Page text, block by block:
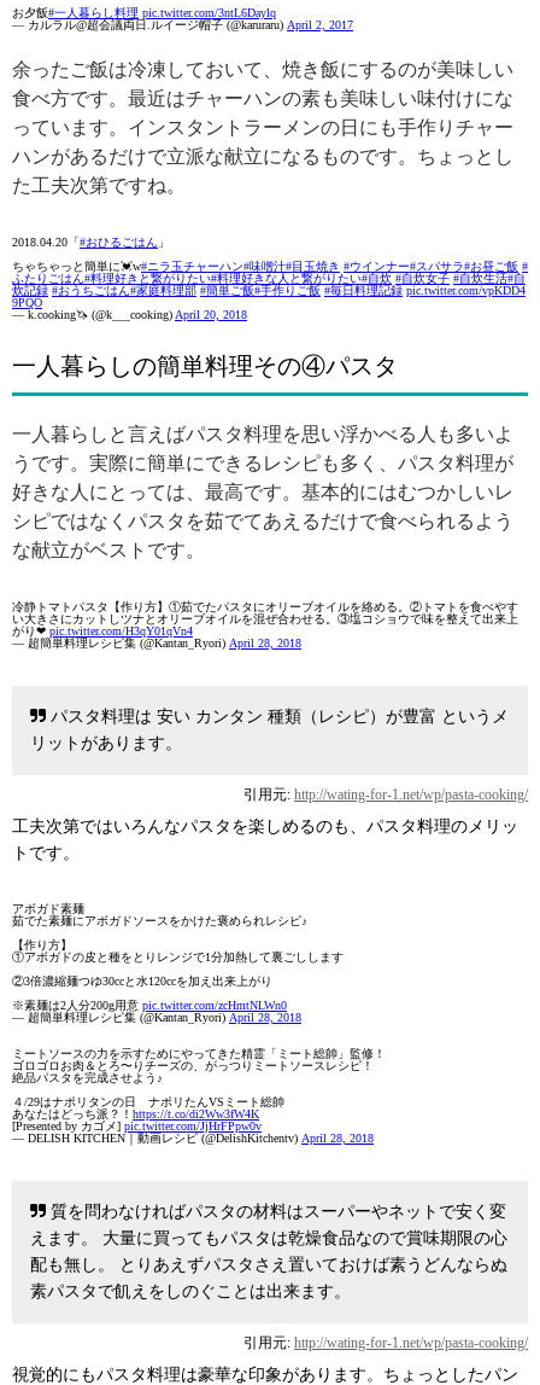
お夕飯#一人暮らし料理 pic.twitter.com/3ntL6Daylq
— カルラル@超会議両日.ルイージ帽子 (@karuraru) April 2, 2017
余ったご飯は冷凍しておいて、焼き飯にするのが美味しい
食べ方です。最近はチャーハンの素も美味しい味付けにな
っています。インスタントラーメンの日にも手作りチャー
ハンがあるだけで立派な献立になるものです。ちょっとし
た工夫次第ですね。
2018.04.20「#おひるごはん 」
ちゃちゃっと簡単に💓w#ニラ玉チャーハン#味噌汁#目玉焼き #ウインナー#スパサラ#お昼ご飯 #
ふたりごはん#料理好きと繋がりたい#料理好きな人と繋がりたい#自炊 #自炊女子 #自炊生活#自
炊記録 #おうちごはん#家庭料理部 #簡単ご飯#手作りご飯 #毎日料理記録 pic.twitter.com/vpKDD4
9PQO
— k.cooking🦄 (@k___cooking) April 20, 2018
一人暮らしの簡単料理その④パスタ
一人暮らしと言えばパスタ料理を思い浮かべる人も多いよ
うです。実際に簡単にできるレシピも多く、パスタ料理が
好きな人にとっては、最高です。基本的にはむつかしいレ
シピではなくパスタを茹でてあえるだけで食べられるよう
な献立がベストです。
冷静トマトパスタ【作り方】①茹でたパスタにオリーブオイルを絡める。②トマトを食べやす
い大きさにカットしツナとオリーブオイルを混ぜ合わせる。③塩コショウで味を整えて出来上
がり❤ pic.twitter.com/H3qY01qVn4
— 超簡単料理レシピ集 (@Kantan_Ryori) April 28, 2018
パスタ料理は 安い カンタン 種類（レシピ）が豊富 というメ
リットがあります。
引用元: http://wating-for-1.net/wp/pasta-cooking/
工夫次第ではいろんなパスタを楽しめるのも、パスタ料理のメリッ
トです。
アボガド素麺
茹でた素麺にアボガドソースをかけた褒められレシピ♪
【作り方】
①アボガドの皮と種をとりレンジで1分加熱して裏ごしします
②3倍濃縮麺つゆ30ccと水120ccを加え出来上がり
※素麺は2人分200g用意 pic.twitter.com/zcHmtNLWn0
— 超簡単料理レシピ集 (@Kantan_Ryori) April 28, 2018
ミートソースの力を示すためにやってきた精霊「ミート総帥」監修！
ゴロゴロお肉＆とろ〜りチーズの、がっつりミートソースレシピ！
絶品パスタを完成させよう♪
４/29はナポリタンの日 ナポリたんVSミート総帥
あなたはどっち派？！ https://t.co/di2Ww3fW4K
[Presented by カゴメ] pic.twitter.com/JjHrFPpw0v
— DELISH KITCHEN｜動画レシピ (@DelishKitchentv) April 28, 2018
質を問わなければパスタの材料はスーパーやネットで安く変
えます。 大量に買ってもパスタは乾燥食品なので賞味期限の心
配も無し。 とりあえずパスタさえ置いておけば素うどんならぬ
素パスタで飢えをしのぐことは出来ます。
引用元: http://wating-for-1.net/wp/pasta-cooking/
視覚的にもパスタ料理は豪華な印象があります。ちょっとしたパン